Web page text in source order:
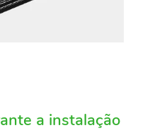
a instalação